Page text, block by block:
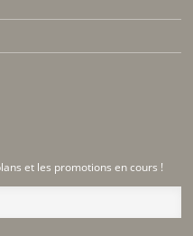
et les promotions en cours !